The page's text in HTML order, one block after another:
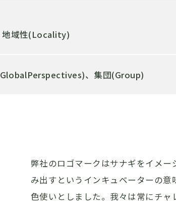
域性(Locality)
、集団(Group)
弊社のロゴマークはサナギをイメ
み出すというインキュベーターの
色使いとしました。我々は常にチ